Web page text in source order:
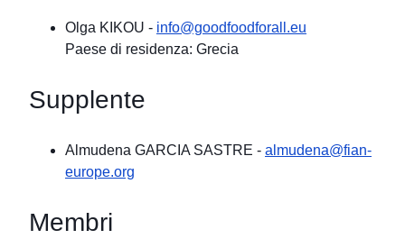
Olga KIKOU - info@goodfoodforall.eu
Paese di residenza: Grecia
Supplente
Almudena GARCIA SASTRE - almudena@fian-
europe.org
Membri